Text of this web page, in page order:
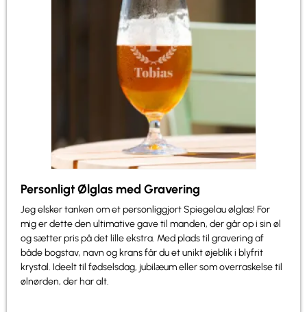
Personligt Ølglas med Gravering
Jeg elsker tanken om et personliggjort Spiegelau ølglas! For
mig er dette den ultimative gave til manden, der går op i sin øl
og sætter pris på det lille ekstra. Med plads til gravering af
både bogstav, navn og krans får du et unikt øjeblik i blyfrit
krystal. Ideelt til fødselsdag, jubilæum eller som overraskelse til
ølnørden, der har alt.